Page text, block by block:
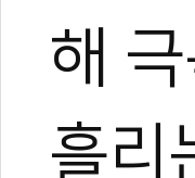
해
흘리